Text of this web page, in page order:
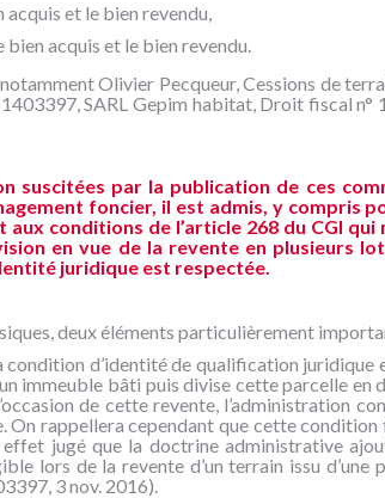
et le bien revendu,
acquis et le bien revendu.
Olivier Pecqueur, Cessions de
SARL Gepim habitat, Droit fiscal
suscitées par la publication de ces
foncier, il est admis, y compris
aux conditions de l’article 268 du CGI
en vue de la revente en plusieurs
juridique est respectée.
deux éléments particulièrement
d’identité de qualification
immeuble bâti puis divise cette parcelle en
de cette revente, l’administration
rappellera cependant que cette
jugé que la doctrine administrative
lors de la revente d’un terrain issu
3 nov. 2016).